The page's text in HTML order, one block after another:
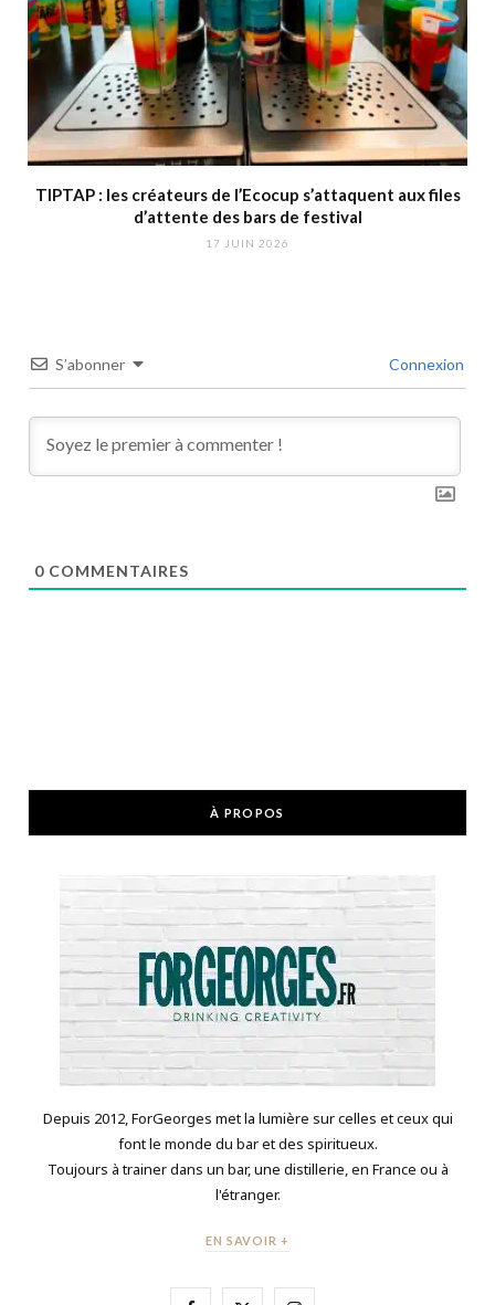
TIPTAP : les créateurs de l’Ecocup s’attaquent aux files
d’attente des bars de festival
17 JUIN 2026
S’abonner Connexion
0 COMMENTAIRES
À PROPOS
Depuis 2012, ForGeorges met la lumière sur celles et ceux qui
font le monde du bar et des spiritueux.
Toujours à trainer dans un bar, une distillerie, en France ou à
l'étranger.
EN SAVOIR +